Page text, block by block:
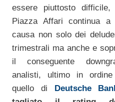
essere piuttosto
Piazza Affari continua a
causa non solo dei
trimestrali ma anche e
il conseguente
analisti, ultimo in
quello di
Deutsche